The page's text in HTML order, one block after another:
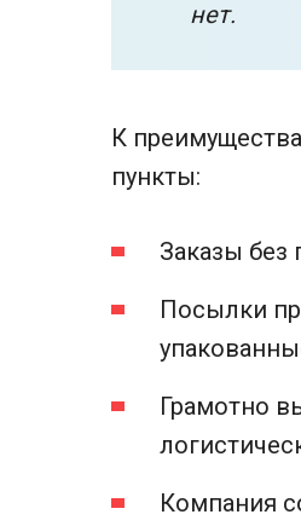
нет.
К
пункты:
Заказы без
Посылки
Грамотно
Компания